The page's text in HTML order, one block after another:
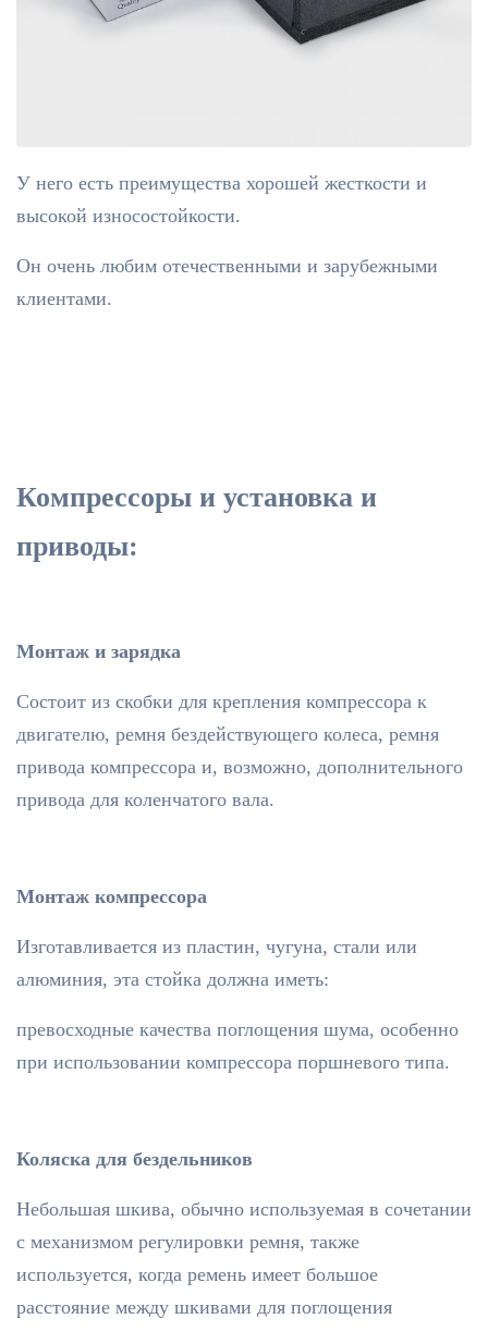
У него есть преимущества хорошей жесткости и
высокой износостойкости.
Он очень любим отечественными и зарубежными
клиентами.
Компрессоры и установка и
приводы:
Монтаж и зарядка
Состоит из скобки для крепления компрессора к
двигателю, ремня бездействующего колеса, ремня
привода компрессора и, возможно, дополнительного
привода для коленчатого вала.
Монтаж компрессора
Изготавливается из пластин, чугуна, стали или
алюминия, эта стойка должна иметь:
превосходные качества поглощения шума, особенно
при использовании компрессора поршневого типа.
Коляска для бездельников
Небольшая шкива, обычно используемая в сочетании
с механизмом регулировки ремня, также
используется, когда ремень имеет большое
расстояние между шкивами для поглощения